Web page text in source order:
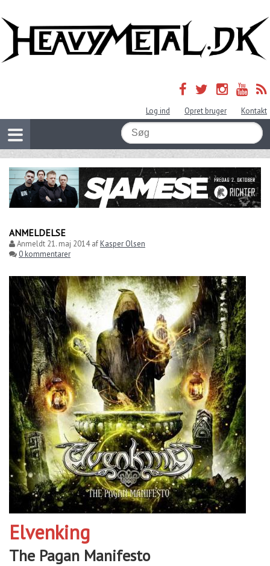
Log ind Opret bruger Kontakt
ANMELDELSE
Anmeldt 21. maj 2014afKasper Olsen
0 kommentarer
Elvenking
The Pagan Manifesto